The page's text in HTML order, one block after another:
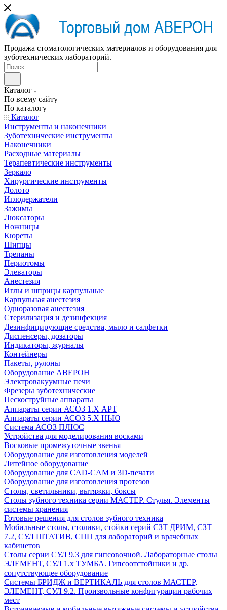
Продажа стоматологических материалов и оборудования для
зуботехнических лабораторий.
Каталог
По всему сайту
По каталогу
Каталог
Инструменты и наконечники
Зуботехнические инструменты
Наконечники
Расходные материалы
Терапевтические инструменты
Зеркало
Хирургические инструменты
Долото
Иглодержатели
Зажимы
Люксаторы
Ножницы
Кюреты
Шипцы
Трепаны
Периотомы
Элеваторы
Анестезия
Иглы и шприцы карпульные
Карпульная анестезия
Одноразовая анестезия
Стерилизация и дезинфекция
Дезинфицирующие средства, мыло и салфетки
Диспенсеры, дозаторы
Индикаторы, журналы
Контейнеры
Пакеты, рулоны
Оборудование АВЕРОН
Электровакуумные печи
Фрезеры зуботехнические
Пескоструйные аппараты
Аппараты серии АСОЗ 1.Х АРТ
Аппараты серии АСОЗ 5.Х НЬЮ
Система АСОЗ ПЛЮС
Устройства для моделирования восками
Восковые промежуточные звенья
Оборудование для изготовления моделей
Литейное оборудование
Оборудование для CAD-CAM и 3D-печати
Оборудование для изготовления протезов
Cтолы, светильники, вытяжки, боксы
Столы зубного техника серии МАСТЕР. Стулья. Элементы
системы хранения
Готовые решения для столов зубного техника
Мобильные столы, столики, стойки серий СЗТ ДРИМ, СЗТ
7.2, СУЛ ШТАТИВ, СПП для лабораторий и врачебных
кабинетов
Столы серии СУЛ 9.3 для гипсовочной. Лабораторные столы
ЭЛЕМЕНТ, СУЛ 1.х ТУМБА. Гипсоотстойники и др.
сопутствующее оборудование
Системы БРИДЖ и ВЕРТИКАЛЬ для столов МАСТЕР,
ЭЛЕМЕНТ, СУЛ 9.2. Произвольные конфигурации рабочих
мест